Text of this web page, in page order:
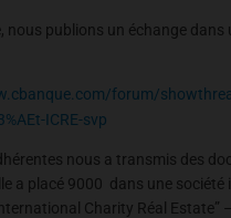
nous publions un échange dans
forum/
ICRE-svp
nous a transmis des
a placé 9000  dans une société
Charity Réal Estate”